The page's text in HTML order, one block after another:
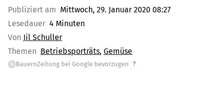
Publiziert am Mittwoch, 29. Januar 2020 08:27
Lesedauer 4 Minuten
Von Jil Schuller
Themen Betriebsporträts Gemüse
G BauernZeitung bei Google bevorzugen ?